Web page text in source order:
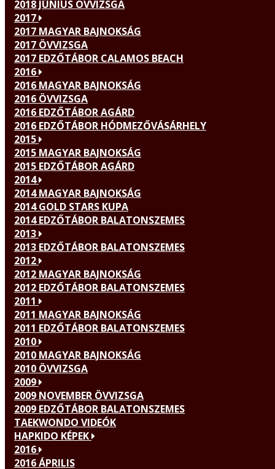
2018 JÚNIUS ÖVVIZSGA
2017
2017 MAGYAR BAJNOKSÁG
2017 ÖVVIZSGA
2017 EDZŐTÁBOR CALAMOS BEACH
2016
2016 MAGYAR BAJNOKSÁG
2016 ÖVVIZSGA
2016 EDZŐTÁBOR AGÁRD
2016 EDZŐTÁBOR HÓDMEZŐVÁSÁRHELY
2015
2015 MAGYAR BAJNOKSÁG
2015 EDZŐTÁBOR AGÁRD
2014
2014 MAGYAR BAJNOKSÁG
2014 GOLD STARS KUPA
2014 EDZŐTÁBOR BALATONSZEMES
2013
2013 EDZŐTÁBOR BALATONSZEMES
2012
2012 MAGYAR BAJNOKSÁG
2012 EDZŐTÁBOR BALATONSZEMES
2011
2011 MAGYAR BAJNOKSÁG
2011 EDZŐTÁBOR BALATONSZEMES
2010
2010 MAGYAR BAJNOKSÁG
2010 ÖVVIZSGA
2009
2009 NOVEMBER ÖVVIZSGA
2009 EDZŐTÁBOR BALATONSZEMES
TAEKWONDO VIDEÓK
HAPKIDO KÉPEK
2016
2016 ÁPRILIS